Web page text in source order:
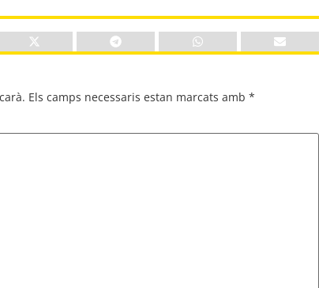
Els camps necessaris estan marcats amb *